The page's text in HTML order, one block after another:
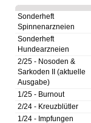
Sonderheft
Spinnenarzneien
Sonderheft
Hundearzneien
2/25 - Nosoden &
Sarkoden II (aktuelle
Ausgabe)
1/25 - Burnout
2/24 - Kreuzblütler
1/24 - Impfungen